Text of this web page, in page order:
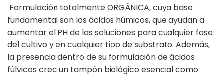
Formulación totalmente ORGÁNICA, cuya base
fundamental son los ácidos húmicos, que ayudan a
aumentar el PH de las soluciones para cualquier fase
del cultivo y en cualquier tipo de substrato. Además,
la presencia dentro de su formulación de ácidos
fúlvicos crea un tampón biológico esencial como